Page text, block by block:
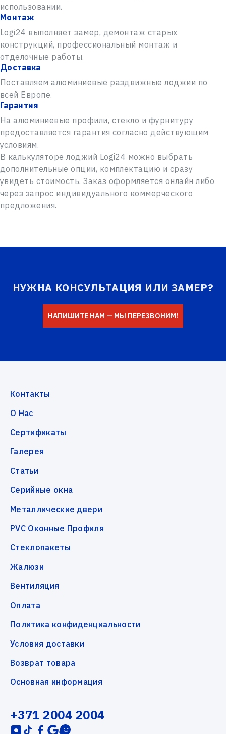
использовании.
Монтаж
Logi24 выполняет замер, демонтаж старых
конструкций, профессиональный монтаж и
отделочные работы.
Доставка
Поставляем алюминиевые раздвижные лоджии по
всей Европе.
Гарантия
На алюминиевые профили, стекло и фурнитуру
предоставляется гарантия согласно действующим
условиям.
В калькуляторе лоджий Logi24 можно выбрать
дополнительные опции, комплектацию и сразу
увидеть стоимость. Заказ оформляется онлайн либо
через запрос индивидуального коммерческого
предложения.
НУЖНА КОНСУЛЬТАЦИЯ ИЛИ ЗАМЕР?
НАПИШИТЕ НАМ — МЫ ПЕРЕЗВОНИМ!
Контакты
О Нас
Сертификаты
Галерея
Статьи
Серийные окна
Металлические двери
PVC Оконные Профиля
Стеклопакеты
Жалюзи
Вентиляция
Оплата
Политика конфиденциальности
Условия доставки
Возврат товара
Основная информация
+371 2004 2004